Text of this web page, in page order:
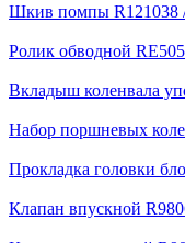
Шкив помпы R121038
Ролик обводной
Вкладыш коленвала
Набор поршневых
Прокладка головки
Клапан впускной